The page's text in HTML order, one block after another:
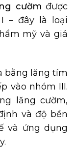
cườm được
– đây là loại
mỹ và giá
bằng lăng tím
vào nhóm III.
lăng cườm,
và độ bền
và ứng dụng